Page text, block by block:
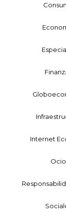
Internet
Ocio